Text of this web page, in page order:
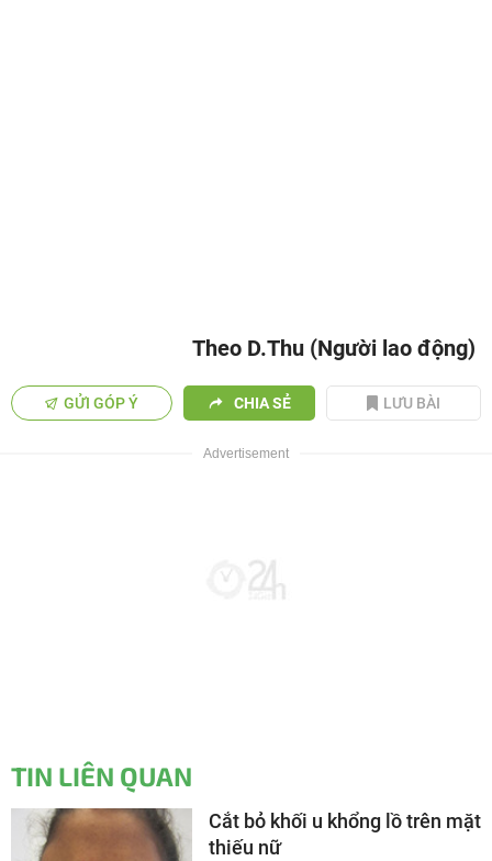
Theo D.Thu (Người lao động)
GỬI GÓP Ý CHIA SẺ LƯU BÀI
TIN LIÊN QUAN
Cắt bỏ khối u khổng lồ trên mặt
thiếu nữ